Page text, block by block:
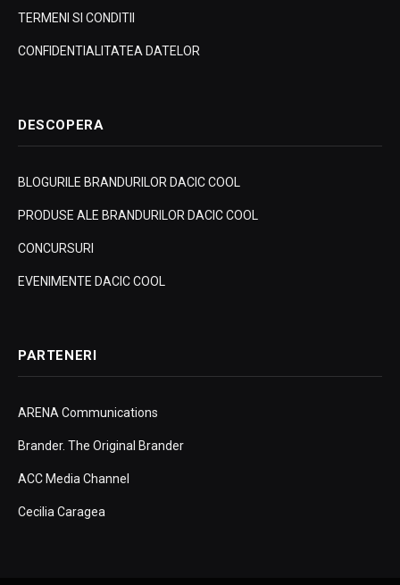
TERMENI SI CONDITII
CONFIDENTIALITATEA DATELOR
DESCOPERA
BLOGURILE BRANDURILOR DACIC COOL
PRODUSE ALE BRANDURILOR DACIC COOL
CONCURSURI
EVENIMENTE DACIC COOL
PARTENERI
ARENA Communications
Brander. The Original Brander
ACC Media Channel
Cecilia Caragea